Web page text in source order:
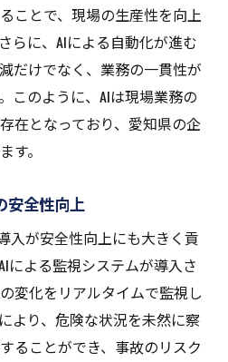
ことで、現場の生産性を向上
らに、AIによる自動化が進む
だけでなく、業務の一貫性が
このように、AIは現場業務の
在となっており、愛知県の企
す。
安全性向上
入が安全性向上にも大きく貢
による監視システムが導入さ
変化をリアルタイムで監視し
より、危険な状況を未然に察
ることができ、事故のリスク